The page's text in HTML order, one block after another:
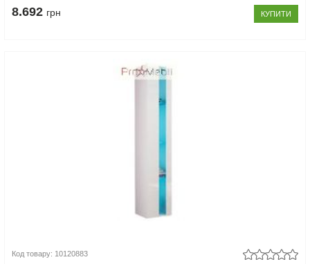
8.692 грн КУПИТИ
Код товару: 10120883